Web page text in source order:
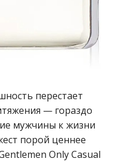
перестает
— гораздо
мужчины к жизни
порой ценнее
Only Casual